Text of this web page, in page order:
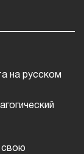
на русском
свою